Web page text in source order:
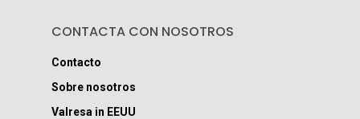
CONTACTA CON NOSOTROS
Contacto
Sobre nosotros
Valresa in EEUU